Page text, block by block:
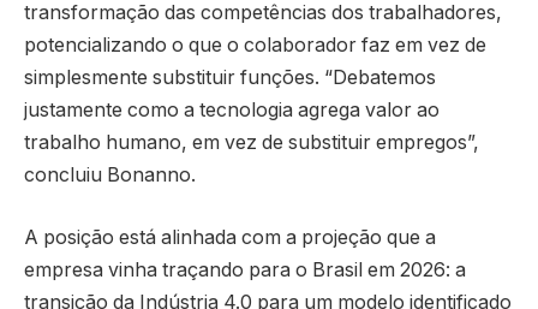
transformação das competências dos trabalhadores,
potencializando o que o colaborador faz em vez de
simplesmente substituir funções. “Debatemos
justamente como a tecnologia agrega valor ao
trabalho humano, em vez de substituir empregos”,
concluiu Bonanno.
A posição está alinhada com a projeção que a
empresa vinha traçando para o Brasil em 2026: a
transição da Indústria 4.0 para um modelo identificado